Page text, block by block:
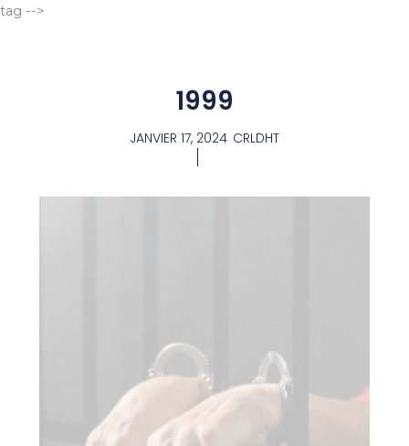
tag -->
1999
JANVIER 17, 2024 CRLDHT